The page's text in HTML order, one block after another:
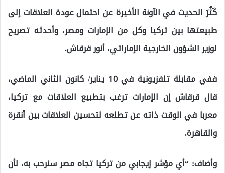
كَثُرَ الحديث في الآونة الأخيرة عن احتمال عودة العلاقات إلى
طبيعتها بين تركيا وكل من الإمارات ومصر، وأحدثه تصريح
لوزير الشؤون الخارجية الإماراتي، أنور قرقاش.
ففي مقابلة تلفزيونية في 10 يناير/ كانون الثاني الماضي،
قال قرقاش إن الإمارات ترغب بتطبيع العلاقات مع تركيا،
معربا في الوقت ذاته عن تطلعه لتحسين العلاقات بين أنقرة
والقاهرة.
وأضاف: “أي مؤشر إيجابي من تركيا تجاه مصر سنرحب به، لأن